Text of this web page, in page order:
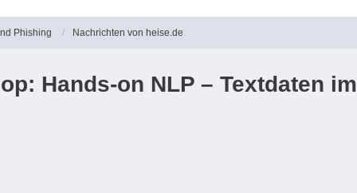
Phishing Nachrichten von heise.de
Hands-on NLP – Textdaten